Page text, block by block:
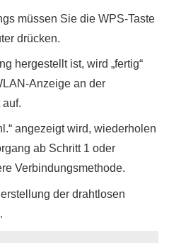
müssen Sie die WPS-Taste
drücken.
hergestellt ist, wird „fertig“
Anzeige an der
“ angezeigt wird, wiederholen
ab Schritt 1 oder
Verbindungsmethode.
der drahtlosen